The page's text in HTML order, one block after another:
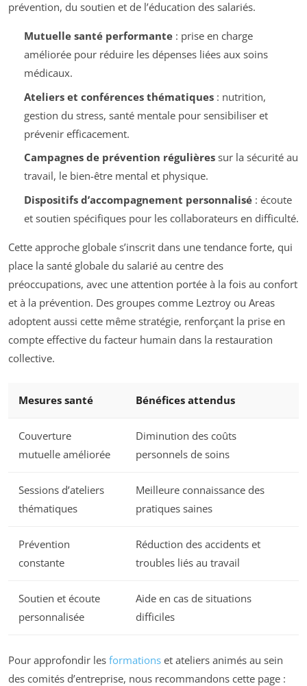
prévention, du soutien et de l’éducation des salariés.
Mutuelle santé performante: prise en charge
améliorée pour réduire les dépenses liées aux soins
médicaux.
Ateliers et conférences thématiques: nutrition,
gestion du stress, santé mentale pour sensibiliser et
prévenir efficacement.
Campagnes de prévention régulièressur la sécurité au
travail, le bien-être mental et physique.
Dispositifs d’accompagnement personnalisé: écoute
et soutien spécifiques pour les collaborateurs en difficulté.
Cette approche globale s’inscrit dans une tendance forte, qui
place la santé globale du salarié au centre des
préoccupations, avec une attention portée à la fois au confort
et à la prévention. Des groupes comme Leztroy ou Areas
adoptent aussi cette même stratégie, renforçant la prise en
compte effective du facteur humain dans la restauration
collective.
Mesures santé Bénéfices attendus
Couverture
mutuelle améliorée
Diminution des coûts
personnels de soins
Sessions d’ateliers
thématiques
Meilleure connaissance des
pratiques saines
Prévention
constante
Réduction des accidents et
troubles liés au travail
Soutien et écoute
personnalisée
Aide en cas de situations
difficiles
Pour approfondir les formations et ateliers animés au sein
des comités d’entreprise, nous recommandons cette page :